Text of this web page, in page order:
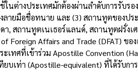
นต่างประเทศมักต้องผ่านลำดับการรับร
ลายมือชื่อทนาย และ (3) สถานทูตของ
สถานทูตเนเธอร์แลนด์, สถานทูตฝรั่งเ
Foreign Affairs and Trade (DFAT)
เทศที่เข้าร่วม Apostille Convention
บเท่า (Apostille-equivalent) ที่ได้รับกา